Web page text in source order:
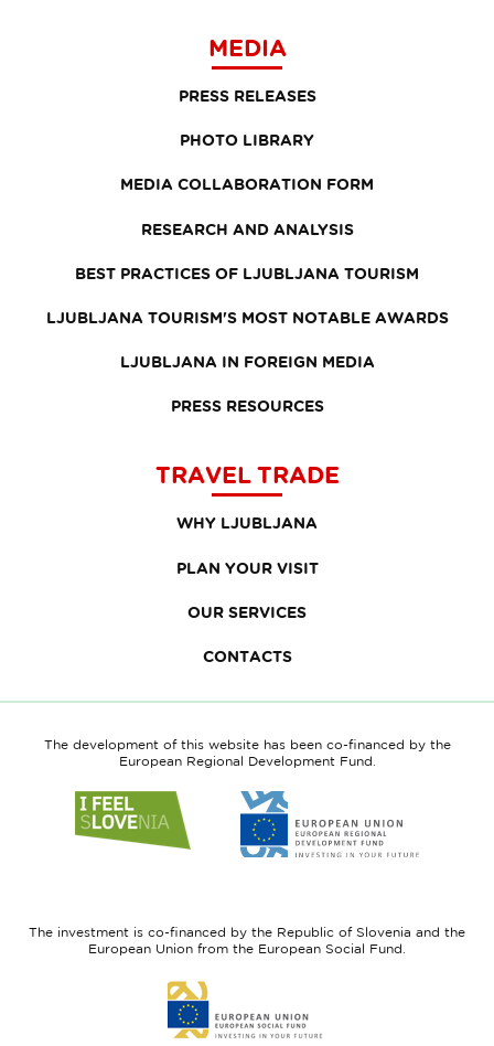
MEDIA
PRESS RELEASES
PHOTO LIBRARY
MEDIA COLLABORATION FORM
RESEARCH AND ANALYSIS
BEST PRACTICES OF LJUBLJANA TOURISM
LJUBLJANA TOURISM'S MOST NOTABLE AWARDS
LJUBLJANA IN FOREIGN MEDIA
PRESS RESOURCES
TRAVEL TRADE
WHY LJUBLJANA
PLAN YOUR VISIT
OUR SERVICES
CONTACTS
The development of this website has been co-financed by the
European Regional Development Fund.
to
website
to
website
Fund
The investment is co-financed by the Republic of Slovenia and the
European Union from the European Social Fund.
to
website